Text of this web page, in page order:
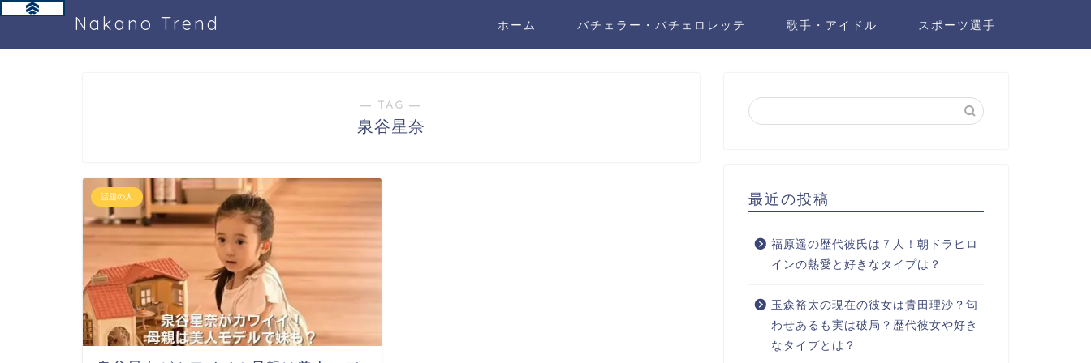
Nakano Trend ホーム バチェラー・バチェロレッテ 歌手・アイドル スポーツ選手
― TAG ―
泉谷星奈
話題の人 最近の投稿
福原遥の歴代彼氏は７人！朝ドラヒロ
インの熱愛と好きなタイプは？
玉森裕太の現在の彼女は貴田理沙？匂
わせあるも実は破局？歴代彼女や好き
なタイプとは？